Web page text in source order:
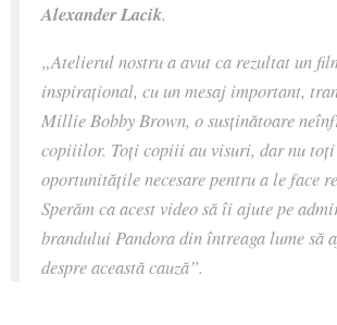
Alexander Lacik.
„Atelierul nostru a avut ca rezultat un
inspirațional, cu un mesaj important,
Millie Bobby Brown, o susținătoare
copiiilor. Toți copiii au visuri, dar nu
oportunitățile necesare pentru a le face
Sperăm ca acest video să îi ajute pe
brandului Pandora din întreaga lume să
despre această cauză”.